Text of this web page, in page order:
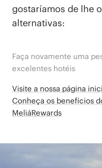
gostaríamos de lhe
alternativas:
Faça novamente uma
excelentes hotéis
Visite a nossa página
Conheça os benefícios
MeliáRewards